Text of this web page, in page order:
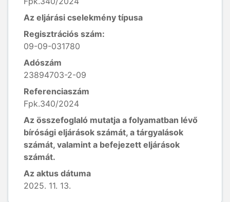
Az eljárási cselekmény típusa
Regisztrációs szám:
09-09-031780
Adószám
23894703-2-09
Referenciaszám
Fpk.340/2024
Az összefoglaló mutatja a folyamatban lévő
bírósági eljárások számát, a tárgyalások
számát, valamint a befejezett eljárások
számát.
Az aktus dátuma
2025. 11. 13.